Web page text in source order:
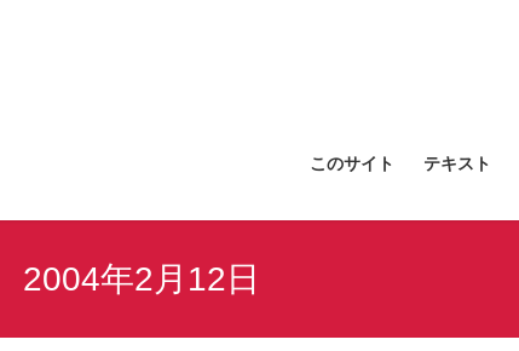
このサイト テキスト
2004年2月12日